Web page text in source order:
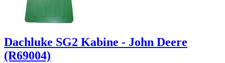
Dachluke SG2 Kabine - John Deere
(R69004)